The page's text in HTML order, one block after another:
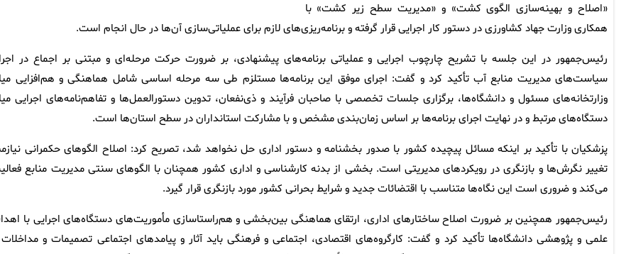
«اصلاح و بهینه‌سازی الگوی کشت» و «مدیریت سطح زیر کشت» با
همکاری وزارت جهاد کشاورزی در دستور کار اجرایی قرار گرفته و برنامه‌ریزی‌های لازم برای عملیاتی‌سازی آن‌ها در حال انجام است.
رئیس‌جمهور در این جلسه با تشریح چارچوب اجرایی و عملیاتی برنامه‌های پیشنهادی، بر ضرورت حرکت مرحله‌ای و مبتنی بر اجماع در
سیاست‌های مدیریت منابع آب تأکید کرد و گفت: اجرای موفق این برنامه‌ها مستلزم طی سه مرحله اساسی شامل هماهنگی و هم‌افزایی
وزارتخانه‌های مسئول و دانشگاه‌ها، برگزاری جلسات تخصصی با صاحبان فرآیند و ذی‌نفعان، تدوین دستورالعمل‌ها و تفاهم‌نامه‌های اجرایی
دستگاه‌های مرتبط و در نهایت اجرای برنامه‌ها بر اساس زمان‌بندی مشخص و با مشارکت استانداران در سطح استان‌ها است.
پزشکیان با تأکید بر اینکه مسائل پیچیده کشور با صدور بخشنامه و دستور اداری حل نخواهد شد، تصریح کرد: اصلاح الگوهای حکمرانی
تغییر نگرش‌ها و بازنگری در رویکردهای مدیریتی است. بخشی از بدنه کارشناسی و اداری کشور همچنان با الگوهای سنتی مدیریت منابع
می‌کند و ضروری است این نگاه‌ها متناسب با اقتضائات جدید و شرایط بحرانی کشور مورد بازنگری قرار گیرد.
رئیس‌جمهور همچنین بر ضرورت اصلاح ساختارهای اداری، ارتقای هماهنگی بین‌بخشی و هم‌راستاسازی مأموریت‌های دستگاه‌های اجرایی با
علمی و پژوهشی دانشگاه‌ها تأکید کرد و گفت: کارگروه‌های اقتصادی، اجتماعی و فرهنگی باید آثار و پیامدهای اجتماعی تصمیمات و مداخلات